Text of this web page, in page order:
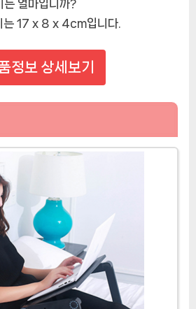
는 얼마입니까?
는 17 x 8 x 4cm입니다.
정보 상세보기